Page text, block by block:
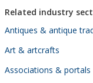
Related industry
Antiques & antique
Art & artcrafts
Associations & portals